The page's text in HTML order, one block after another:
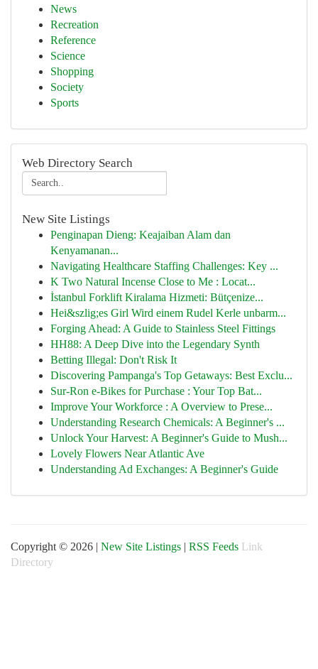
News
Recreation
Reference
Science
Shopping
Society
Sports
Web Directory Search
New Site Listings
Penginapan Dieng: Keajaiban Alam dan
Kenyamanan...
Navigating Healthcare Staffing Challenges: Key ...
K Two Natural Incense Close to Me : Locat...
İstanbul Forklift Kiralama Hizmeti: Bütçenize...
Hei&szlig;es Girl Wird einem Rudel Kerle unbarm...
Forging Ahead: A Guide to Stainless Steel Fittings
HH88: A Deep Dive into the Legendary Synth
Betting Illegal: Don't Risk It
Discovering Pampanga's Top Getaways: Best Exclu...
Sur-Ron e-Bikes for Purchase : Your Top Bat...
Improve Your Workforce : A Overview to Prese...
Understanding Research Chemicals: A Beginner's ...
Unlock Your Harvest: A Beginner's Guide to Mush...
Lovely Flowers Near Atlantic Ave
Understanding Ad Exchanges: A Beginner's Guide
Copyright © 2026 | New Site Listings | RSS Feeds Link
Directory